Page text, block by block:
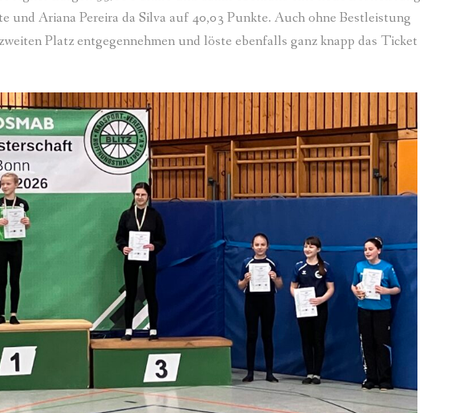
und Ariana Pereira da Silva auf 40,03 Punkte. Auch ohne Bestleistung
Platz entgegennehmen und löste ebenfalls ganz knapp das Ticket